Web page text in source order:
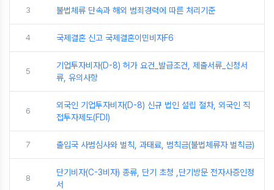
3 불법체류 단속과 해외 범죄경력에 따른 처리기준
4 국제결혼 신고 국제결혼이민비자F6
5
기업투자비자(D-8) 허가 요건_발급조건, 제출서류_신청서
류, 유의사항
6
외국인 기업투자비자(D-8) 신규 법인 설립 절차, 외국인 직
접투자제도(FDI)
7 출입국 사범심사와 벌칙, 과태료, 범칙금(불법체류자 벌칙금)
8
단기비자(C-3비자) 종류, 단기 초청 ,단기방문 전자사증인정
서